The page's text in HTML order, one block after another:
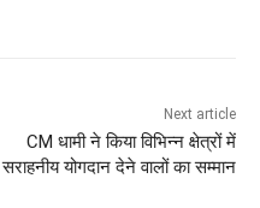
Next article
CM धामी ने किया विभिन्न क्षेत्रों में
सराहनीय योगदान देने वालों का सम्मान